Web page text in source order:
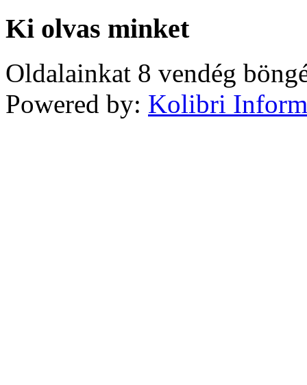
Ki olvas minket
Oldalainkat 8 vendég
Powered by: Kolibri